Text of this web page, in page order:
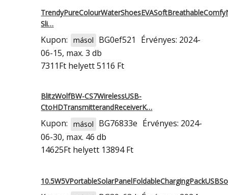
Sli…
Kupon: másol BG0ef521
Érvényes: 2024-
06-15, max. 3 db
7311Ft helyett 5116 Ft
BlitzWolfBW-CS7WirelessUSB-
CtoHDTransmitterandReceiverK…
Kupon: másol BG76833e Érvényes: 2024-
06-30, max. 46 db
14625Ft helyett 13894 Ft